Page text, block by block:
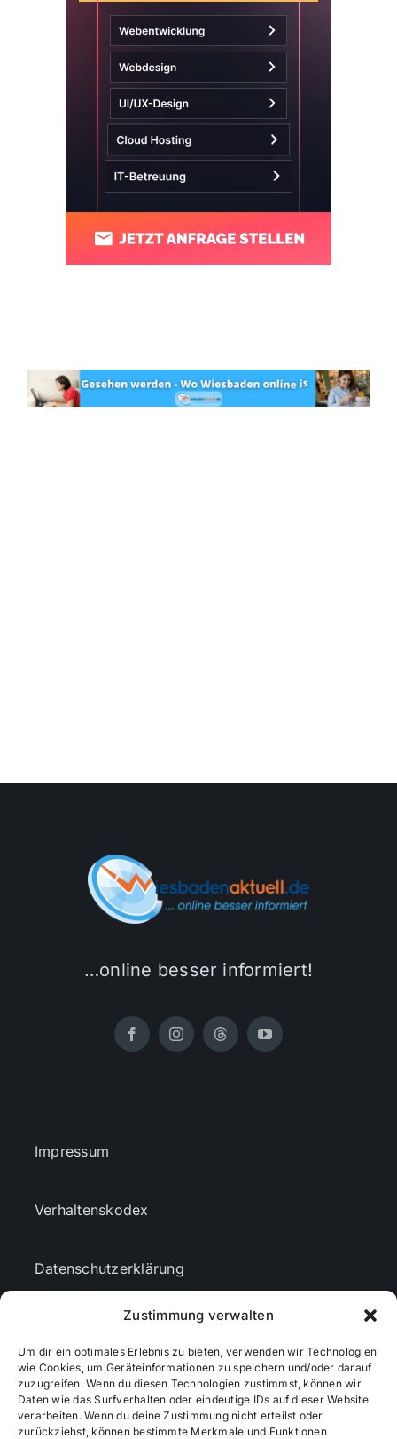
Zustimmung verwalten
Um dir ein optimales Erlebnis zu bieten, verwenden wir Technologien
wie Cookies, um Geräteinformationen zu speichern und/oder darauf
zuzugreifen. Wenn du diesen Technologien zustimmst, können wir
Daten wie das Surfverhalten oder eindeutige IDs auf dieser Website
verarbeiten. Wenn du deine Zustimmung nicht erteilst oder
zurückziehst, können bestimmte Merkmale und Funktionen
…online besser informiert!
Impressum
Verhaltenskodex
Datenschutzerklärung
Cookie-Richtlinie (EU)